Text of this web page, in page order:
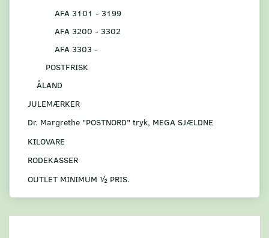
AFA 3101 - 3199
AFA 3200 - 3302
AFA 3303 -
POSTFRISK
ÅLAND
JULEMÆRKER
Dr. Margrethe "POSTNORD" tryk, MEGA SJÆLDNE
KILOVARE
RODEKASSER
OUTLET MINIMUM ½ PRIS.